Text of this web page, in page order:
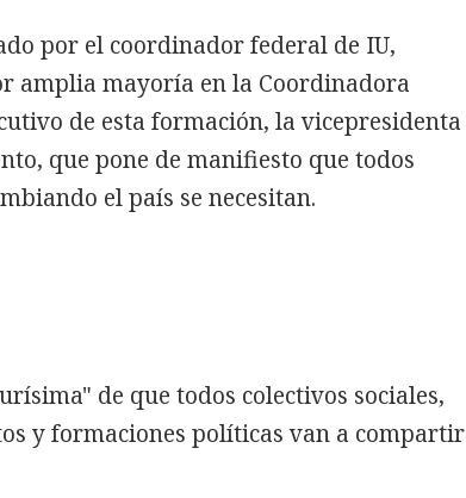
por el coordinador federal de IU,
amplia mayoría en la Coordinadora
de esta formación, la vicepresidenta
que pone de manifiesto que todos
el país se necesitan.
de que todos colectivos sociales,
y formaciones políticas van a compartir